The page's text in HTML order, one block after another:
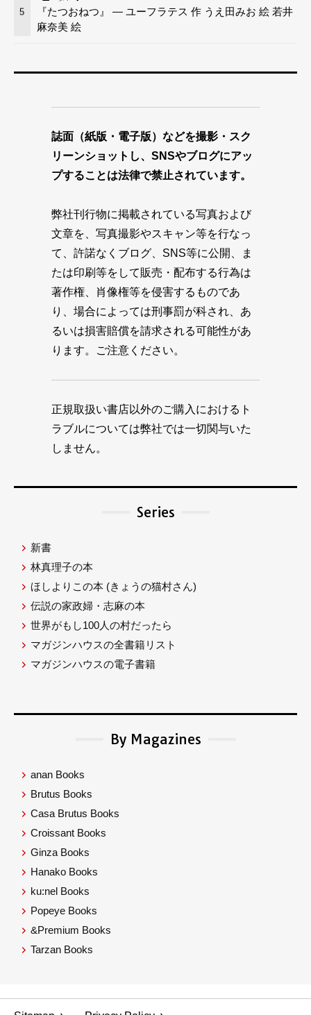
5
『たつおねつ』 — ユーフラテス 作 うえ田みお 絵 若井
麻奈美 絵
誌面（紙版・電子版）などを撮影・スク
リーンショットし、SNSやブログにアッ
プすることは法律で禁止されています。
弊社刊行物に掲載されている写真および
文章を、写真撮影やスキャン等を行なっ
て、許諾なくブログ、SNS等に公開、ま
たは印刷等をして販売・配布する行為は
著作権、肖像権等を侵害するものであ
り、場合によっては刑事罰が科され、あ
るいは損害賠償を請求される可能性があ
ります。ご注意ください。
正規取扱い書店以外のご購入におけるト
ラブルについては弊社では一切関与いた
しません。
Series
新書
林真理子の本
ほしよりこの本 (きょうの猫村さん)
伝説の家政婦・志麻の本
世界がもし100人の村だったら
マガジンハウスの全書籍リスト
マガジンハウスの電子書籍
By Magazines
anan Books
Brutus Books
Casa Brutus Books
Croissant Books
Ginza Books
Hanako Books
ku:nel Books
Popeye Books
&Premium Books
Tarzan Books